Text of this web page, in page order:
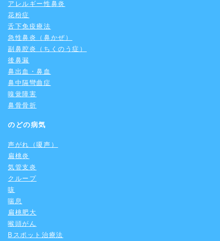
アレルギー性鼻炎
花粉症
舌下免疫療法
急性鼻炎（鼻かぜ）
副鼻腔炎（ちくのう症）
後鼻漏
鼻出血・鼻血
鼻中隔彎曲症
嗅覚障害
鼻骨骨折
のどの病気
声がれ（嗄声）
扁桃炎
気管支炎
クループ
咳
喘息
扁桃肥大
喉頭がん
Bスポット治療法